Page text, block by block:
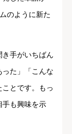
のように新た
手がいちばん
た」「こんな
とです。もっ
手も興味を示